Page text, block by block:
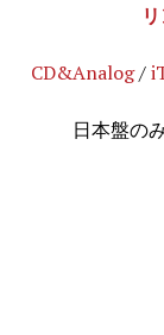
CD&Analog/
日本盤の